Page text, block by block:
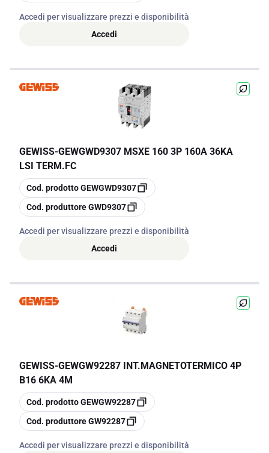
Accedi per visualizzare prezzi e disponibilità
Accedi
GEWISS-GEWGWD9307 MSXE 160 3P 160A 36KA
LSI TERM.FC
copia
Cod. prodottoGEWGWD9307
copia
Cod. produttoreGWD9307
Accedi per visualizzare prezzi e disponibilità
Accedi
GEWISS-GEWGW92287 INT.MAGNETOTERMICO 4P
B16 6KA 4M
copia
Cod. prodottoGEWGW92287
copia
Cod. produttoreGW92287
Accedi per visualizzare prezzi e disponibilità